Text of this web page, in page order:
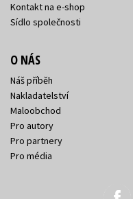
Kontakt na e-shop
Sídlo společnosti
O NÁS
Náš příběh
Nakladatelství
Maloobchod
Pro autory
Pro partnery
Pro média